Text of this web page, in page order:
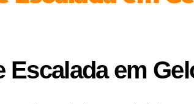
Escalada em